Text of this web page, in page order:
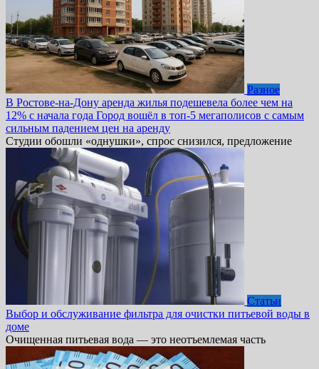
Разное
В Ростове-на-Дону аренда жилья подешевела более чем на
12% с начала года Город вошёл в топ-5 мегаполисов с самым
сильным падением цен на аренду
Студии обошли «однушки», спрос снизился, предложение
Статьи
Выбор и обслуживание фильтра для очистки питьевой воды в
доме
Очищенная питьевая вода — это неотъемлемая часть